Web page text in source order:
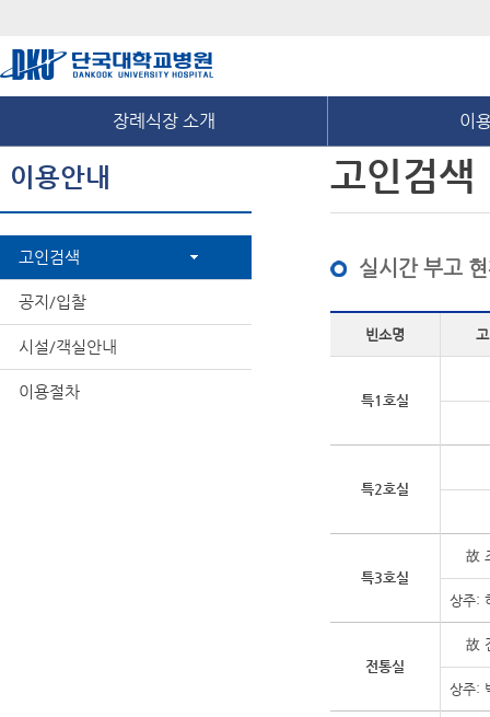
장례식장 소개 이
이용안내
고인검색
공지/입찰
시설/객실안내
이용절차
고인검색
실시간 부고
빈소명
특1호실
특2호실
특3호실
故
상주:
전통실
故
상주: